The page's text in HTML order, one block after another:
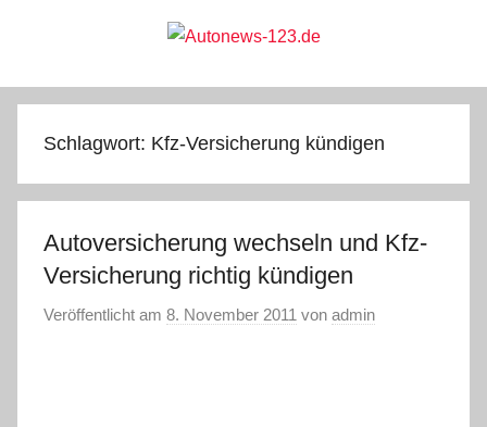
Autonews-
123.de
Schlagwort: Kfz-Versicherung kündigen
Autoversicherung wechseln und Kfz-
Versicherung richtig kündigen
Veröffentlicht am 8. November 2011 von admin